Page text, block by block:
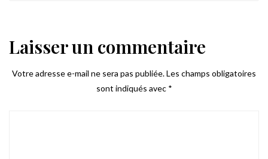
Laisser un commentaire
Votre adresse e-mail ne sera pas publiée.Les champs obligatoires
sont indiqués avec *